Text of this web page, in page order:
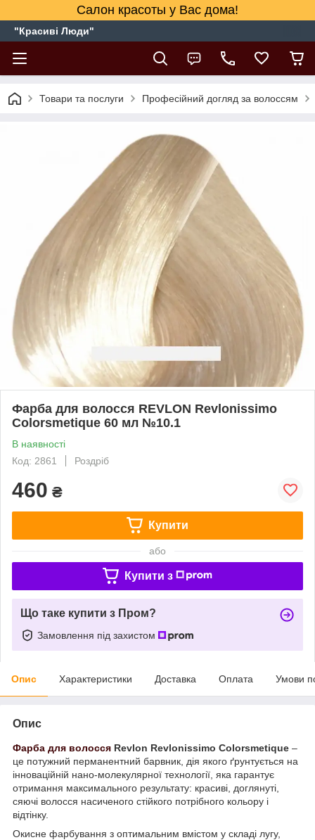
Салон красоты у Вас дома!
"Красиві Люди"
Товари та послуги Професійний догляд за волоссям
Фарба для волосся REVLON Revlonissimo
Colorsmetique 60 мл №10.1
В наявності
Код: 2861
Роздріб
460 ₴
Купити
або
Купити з
Що таке купити з Пром?
Замовлення під захистом
Опис Характеристики Доставка Оплата Умови
Опис
Фарба для волосся Revlon Revlonissimo Colorsmetique –
це потужний перманентний барвник, дія якого ґрунтується на
інноваційній нано-молекулярної технології, яка гарантує
отримання максимального результату: красиві, доглянуті,
сяючі волосся насиченого стійкого потрібного кольору і
відтінку.
Окисне фарбування з оптимальним вмістом у складі лугу,